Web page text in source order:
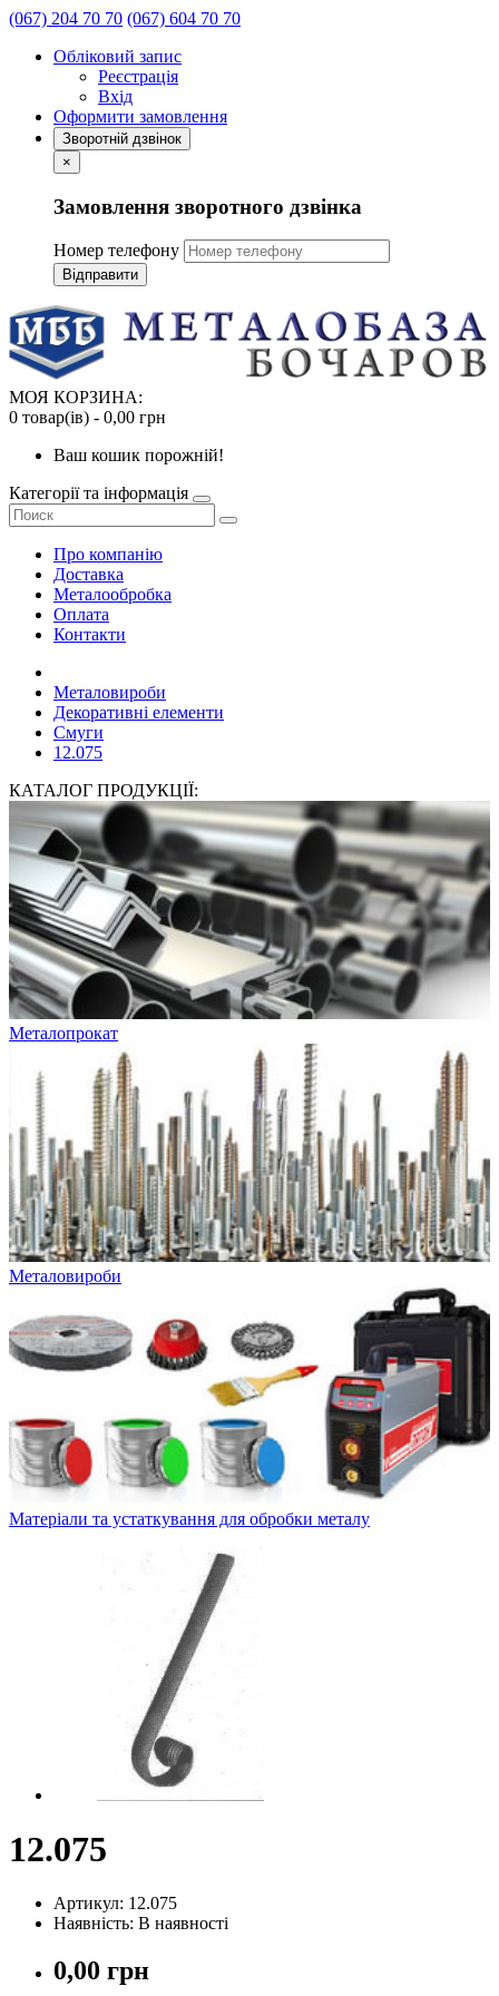
(067) 204 70 70 (067) 604 70 70
Обліковий запис
Реєстрація
Вхід
Оформити замовлення
Зворотній дзвінок
×
Замовлення зворотного дзвінка
Номер телефону
Відправити
МОЯ КОРЗИНА:
0 товар(ів) - 0,00 грн
Ваш кошик порожній!
Категорії та інформація
Про компанію
Доставка
Металообробка
Оплата
Контакти
Металовироби
Декоративні елементи
Смуги
12.075
КАТАЛОГ ПРОДУКЦІЇ:
Металопрокат
Металовироби
Матеріали та устаткування для обробки металу
12.075
Артикул: 12.075
Наявність: В наявності
0,00 грн